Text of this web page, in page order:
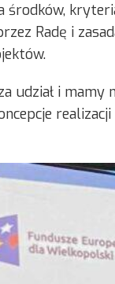
środków,
Radę i
udział i mamy
realizacji